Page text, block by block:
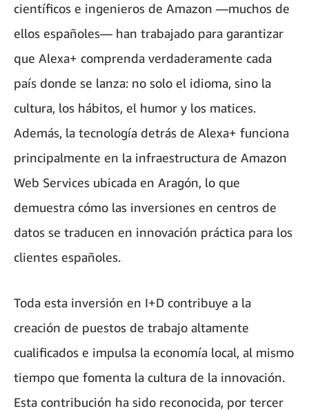
científicos e ingenieros de Amazon —muchos de
ellos españoles— han trabajado para garantizar
que Alexa+ comprenda verdaderamente cada
país donde se lanza: no solo el idioma, sino la
cultura, los hábitos, el humor y los matices.
Además, la tecnología detrás de Alexa+ funciona
principalmente en la infraestructura de Amazon
Web Services ubicada en Aragón, lo que
demuestra cómo las inversiones en centros de
datos se traducen en innovación práctica para los
clientes españoles.
Toda esta inversión en I+D contribuye a la
creación de puestos de trabajo altamente
cualificados e impulsa la economía local, al mismo
tiempo que fomenta la cultura de la innovación.
Esta contribución ha sido reconocida, por tercer